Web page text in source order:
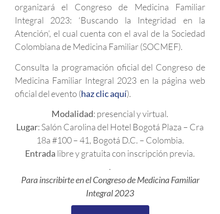
organizará el Congreso de Medicina Familiar
Integral 2023: ‘Buscando la Integridad en la
Atención’, el cual cuenta con el aval de la Sociedad
Colombiana de Medicina Familiar (SOCMEF).
Consulta la programación oficial del Congreso de
Medicina Familiar Integral 2023 en la página web
oficial del evento (haz clic aquí).
Modalidad: presencial y virtual.
Lugar: Salón Carolina del Hotel Bogotá Plaza – Cra
18a #100 – 41, Bogotá D.C. – Colombia.
Entrada libre y gratuita con inscripción previa.
.
Para inscribirte en el Congreso de Medicina Familiar
Integral 2023